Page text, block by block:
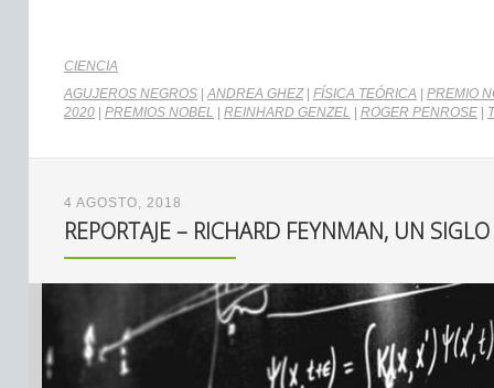
CIENCIA
AGUJEROS NEGROS |ANDREA GHEZ| FÍSICA TEÓRICA
PREMIO
2020
PREMIOS NOBEL REINHARD GENZEL ROGER PENROSE
4 AGOSTO, 2018
REPORTAJE – RICHARD FEYNMAN, UN